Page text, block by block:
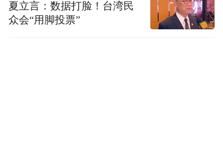
夏立言：数据打脸！台湾民
众会“用脚投票”